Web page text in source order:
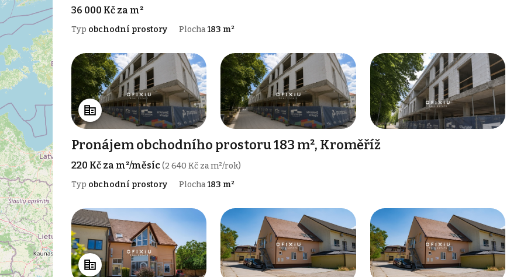
36 000 Kč za m²
Typ obchodní prostory Plocha183 m²
Pronájem obchodního prostoru 183 m², Kroměříž
220 Kč za m²/měsíc(2 640 Kč za m²/rok)
Typ obchodní prostory Plocha183 m²